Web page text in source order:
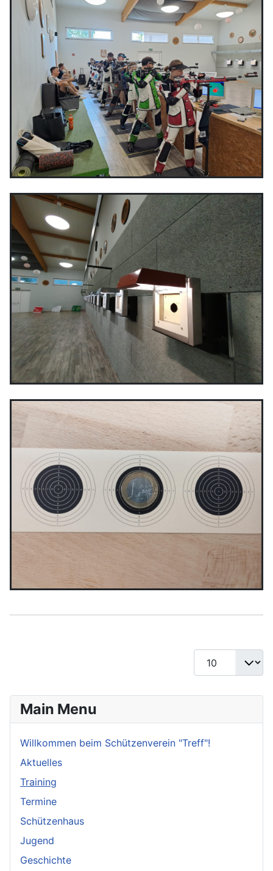
Anzeige #
Main Menu
Willkommen beim Schützenverein "Treff"!
Aktuelles
Training
Termine
Schützenhaus
Jugend
Geschichte